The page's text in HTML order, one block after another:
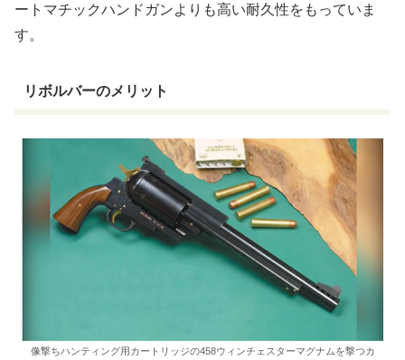
ートマチックハンドガンよりも高い耐久性をもっていま
す。
リボルバーのメリット
像撃ちハンティング用カートリッジの458ウィンチェスターマグナムを撃つカ